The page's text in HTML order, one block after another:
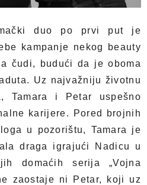
duo po prvi put je
kampanje nekog beauty
čudi, budući da je oboma
Uz najvažniju životnu
Tamara i Petar uspešno
karijere. Pored brojnih
u pozorištu, Tamara je
draga igrajući Nadicu u
domaćih serija „Vojna
zaostaje ni Petar, koji uz